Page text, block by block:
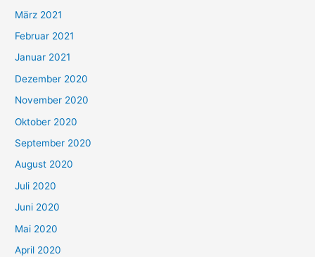
März 2021
Februar 2021
Januar 2021
Dezember 2020
November 2020
Oktober 2020
September 2020
August 2020
Juli 2020
Juni 2020
Mai 2020
April 2020